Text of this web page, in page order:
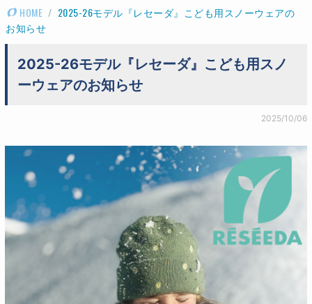
HOME / 2025-26モデル『レセーダ』こども用スノーウェアの
お知らせ
2025-26モデル『レセーダ』こども用スノ
ーウェアのお知らせ
2025/10/06